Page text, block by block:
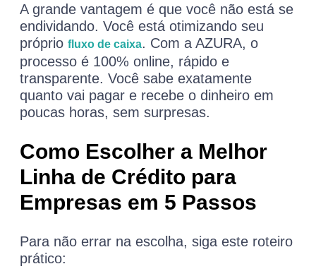
A grande vantagem é que você não está se
endividando. Você está otimizando seu
próprio fluxo de caixa. Com a AZURA, o
processo é 100% online, rápido e
transparente. Você sabe exatamente
quanto vai pagar e recebe o dinheiro em
poucas horas, sem surpresas.
Como Escolher a Melhor
Linha de Crédito para
Empresas em 5 Passos
Para não errar na escolha, siga este roteiro
prático: